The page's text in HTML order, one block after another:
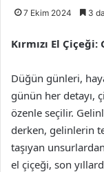
7 Ekim 2024 3
Kırmızı El
Düğün günleri,
günün her detayı,
özenle seçilir.
derken, gelinlerin
taşıyan
el çiçeği, son